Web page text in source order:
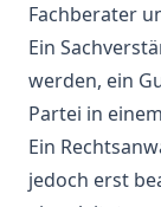
Fachberater
Ein
werden, ein
Partei in
Ein
jedoch erst